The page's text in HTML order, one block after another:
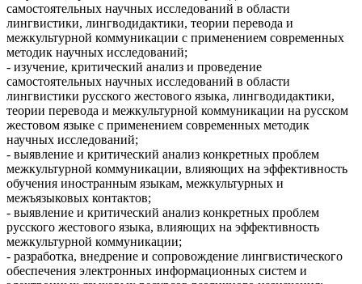
самостоятельных научных исследований в области
лингвистики, лингводидактики, теории перевода и
межкультурной коммуникации с применением современных
методик научных исследований;
- изучение, критический анализ и проведение
самостоятельных научных исследований в области
лингвистики русского жестового языка, лингводидактики,
теории перевода и межкультурной коммуникации на русском
жестовом языке с применением современных методик
научных исследований;
- выявление и критический анализ конкретных проблем
межкультурной коммуникации, влияющих на эффективность
обучения иностранным языкам, межкультурных и
межъязыковых контактов;
- выявление и критический анализ конкретных проблем
русского жестового языка, влияющих на эффективность
межкультурной коммуникации;
- разработка, внедрение и сопровождение лингвистического
обеспечения электронных информационных систем и